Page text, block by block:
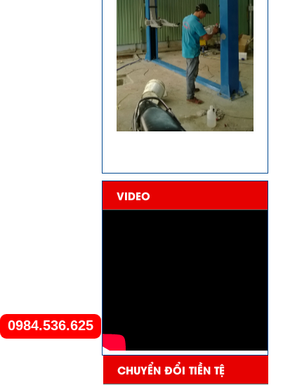
0984.536.625
VIDEO
CHUYỂN ĐỔI TIỀN TỆ